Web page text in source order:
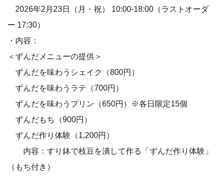
2026年2月23日（月・祝） 10:00-18:00（ラストオーダ
ー 17:30）
・内容：
＜ずんだメニューの提供＞
ずんだを味わうシェイク（800円）
ずんだを味わうラテ（700円）
ずんだを味わうプリン（650円）※各日限定15個
ずんだもち（900円）
ずんだ作り体験（1,200円）
内容：すり鉢で枝豆を潰して作る「ずんだ作り体験」
（もち付き）